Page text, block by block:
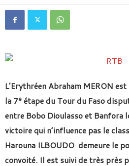
L’Erythréen Abraham MERON
la 7e étape du Tour du Faso
entre Bobo Dioulasso et Banfora
victoire qui n’influence pas le
Harouna ILBOUDO demeure le
convoité. Il est suivi de très près